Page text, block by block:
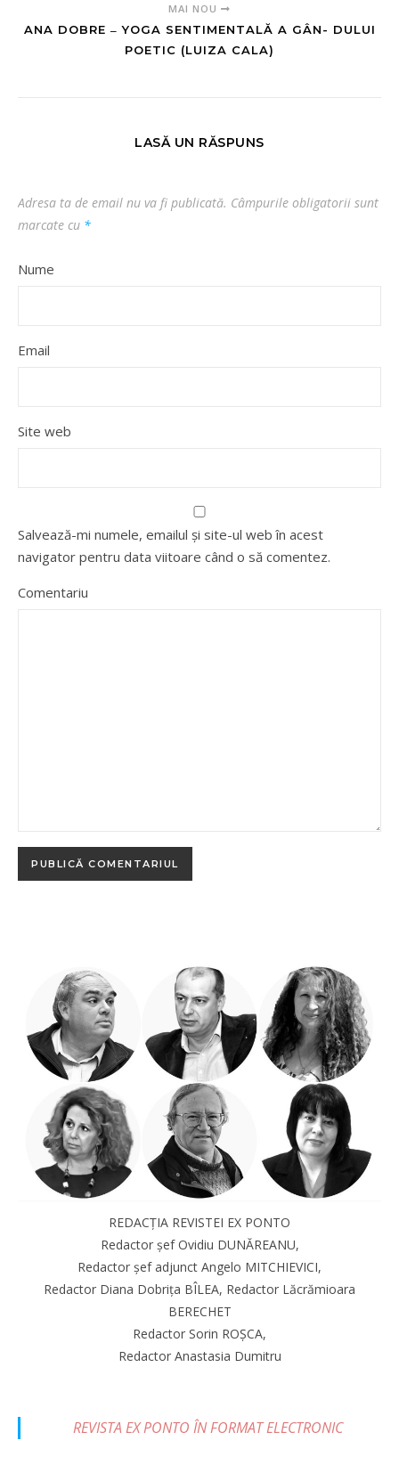
MAI NOU
ANA DOBRE ‒ YOGA SENTIMENTALĂ A GÂN- DULUI
POETIC (LUIZA CALA)
LASĂ UN RĂSPUNS
Adresa ta de email nu va fi publicată. Câmpurile obligatorii sunt
marcate cu *
Nume
Email
Site web
Salvează-mi numele, emailul și site-ul web în acest
navigator pentru data viitoare când o să comentez.
Comentariu
REDACȚIA REVISTEI EX PONTO
Redactor șef Ovidiu DUNĂREANU,
Redactor șef adjunct Angelo MITCHIEVICI,
Redactor Diana Dobrița BÎLEA, Redactor Lăcrămioara
BERECHET
Redactor Sorin ROȘCA,
Redactor Anastasia Dumitru
REVISTA EX PONTO ÎN FORMAT ELECTRONIC